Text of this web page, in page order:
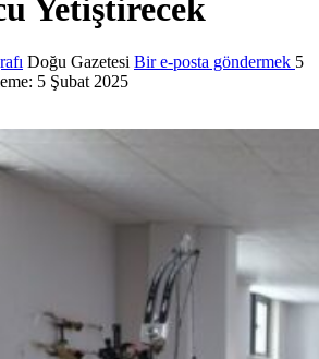
Yetiştirecek
Doğu Gazetesi Bir e-posta göndermek 5
5 Şubat 2025